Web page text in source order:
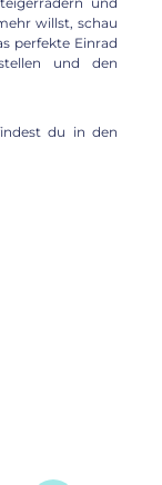
willst, schau
perfekte Einrad
und den
du in den